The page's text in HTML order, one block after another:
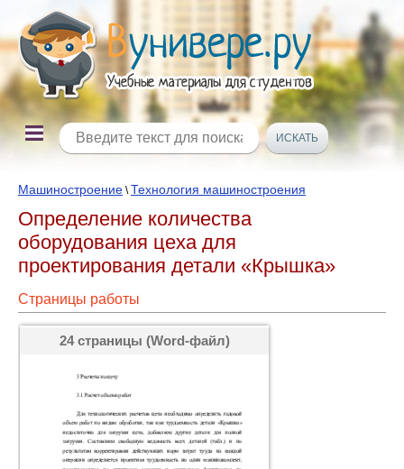
Машиностроение \Технология машиностроения
Определение количества
оборудования цеха для
проектирования детали «Крышка»
Страницы работы
24 страницы (Word-файл)